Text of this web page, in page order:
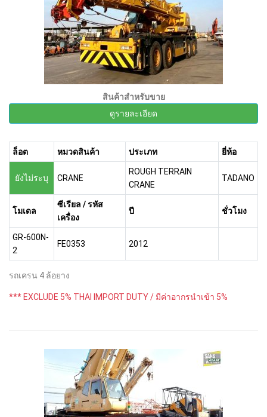
สินค้าสำหรับขาย
ดูรายละเอียด
ล็อต หมวดสินค้า ประเภท ยี่ห้อ
ยังไม่ระบุ CRANE
ROUGH TERRAIN
CRANE
TADANO
โมเดล
ซีเรียล / รหัส
เครื่อง
ปี ชั่วโมง
GR-600N-
2
FE0353 2012
รถเครน 4 ล้อยาง
*** EXCLUDE 5% THAI IMPORT DUTY / มีค่าอากรนำเข้า 5%